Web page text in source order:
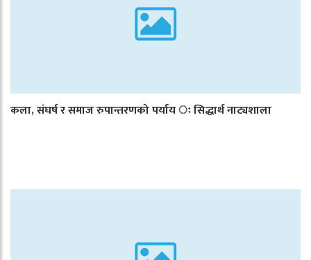
कला, संघर्ष र समाज रुपान्तरणको पर्याय ः सिद्धार्थ नाट्यशाला